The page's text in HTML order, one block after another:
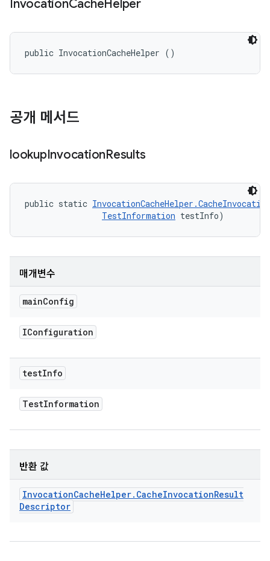
InvocationCacheHelper
public InvocationCacheHelper ()
공개 메서드
lookupInvocationResults
public static
TestInformation testInfo)
매개변수
mainConfig
IConfiguration
testInfo
TestInformation
반환 값
InvocationCacheHelper. CacheInvocationResult
Descriptor